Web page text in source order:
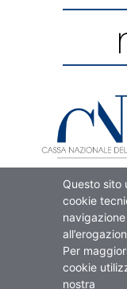
© Notartel S.p.A. - S.B. -
Registrazione Tribunale
Questo sito
cookie
Per
cookie
nostra